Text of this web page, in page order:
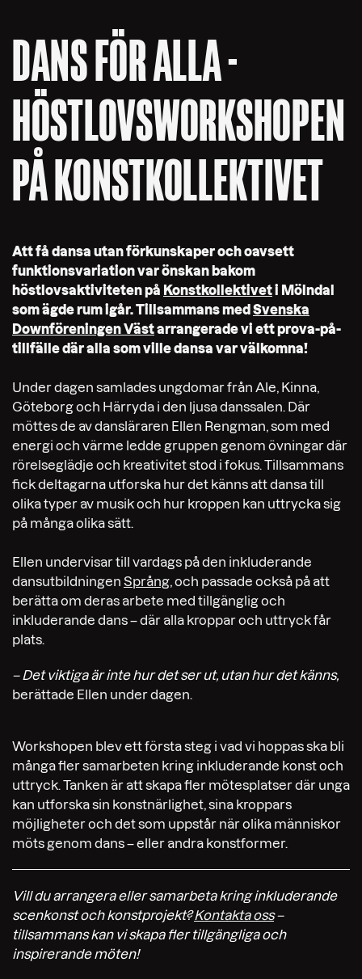
DANS FÖR ALLA -
HÖSTLOVSWORKSHOPEN
PÅ KONSTKOLLEKTIVET
Att få dansa utan förkunskaper och oavsett
funktionsvariation var önskan bakom
höstlovsaktiviteten på Konstkollektiveti Mölndal
som ägde rum igår.Tillsammans med Svenska
Downföreningen Västarrangerade vi ett prova-på-
tillfälle där alla som ville dansa var välkomna!
Under dagen samlades ungdomar från Ale, Kinna,
Göteborg och Härryda i den ljusa danssalen. Där
möttes de av dansläraren Ellen Rengman, som med
energi och värme ledde gruppen genom övningar där
rörelseglädje och kreativitet stod i fokus. Tillsammans
fick deltagarna utforska hur det känns att dansa till
olika typer av musik och hur kroppen kan uttrycka sig
på många olika sätt.
Ellen undervisar till vardags på den inkluderande
dansutbildningen Språng , och passade också på att
berätta om deras arbete med tillgänglig och
inkluderande dans – där alla kroppar och uttryck får
plats.
– Det viktiga är inte hur det ser ut, utan hur det känns,
berättade Ellen under dagen.
Workshopen blev ett första steg i vad vi hoppas ska bli
många fler samarbeten kring inkluderande konst och
uttryck. Tanken är att skapa fler mötesplatser där unga
kan utforska sin konstnärlighet, sina kroppars
möjligheter och det som uppstår när olika människor
möts genom dans – eller andra konstformer.
Vill du arrangera eller samarbeta kring inkluderande
scenkonst och konstprojekt?Kontakta oss–
tillsammans kan vi skapa fler tillgängliga och
inspirerande möten!